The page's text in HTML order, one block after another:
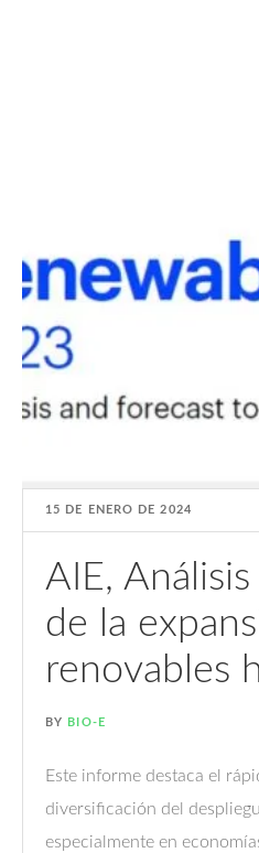
15 DE ENERO DE 2024
AIE,
de la
renovables
BY BIO-E
Este informe destaca el
diversificación del
especialmente en